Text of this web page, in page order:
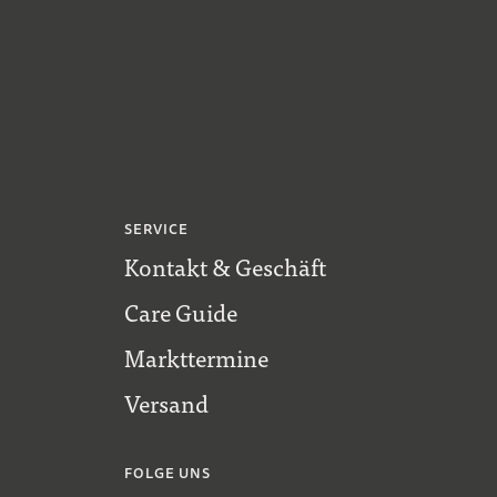
SERVICE
Kontakt & Geschäft
Care Guide
Markttermine
Versand
FOLGE UNS